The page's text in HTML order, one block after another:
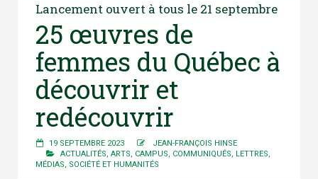
Lancement ouvert à tous le 21 septembre
25 œuvres de
femmes du Québec à
découvrir et
redécouvrir
19 SEPTEMBRE 2023
JEAN-FRANÇOIS HINSE
ACTUALITÉS, ARTS, CAMPUS, COMMUNIQUÉS, LETTRES,
MÉDIAS, SOCIÉTÉ ET HUMANITÉS